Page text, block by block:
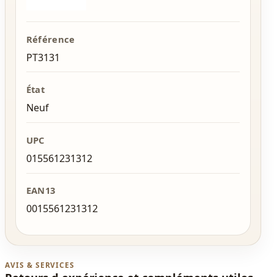
Référence
PT3131
État
Neuf
UPC
015561231312
EAN13
0015561231312
AVIS & SERVICES